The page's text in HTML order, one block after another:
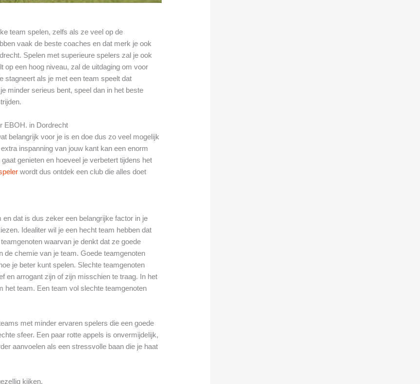
team spelen, zelfs als ze veel op de
vaak de beste coaches en dat merk je ook
Spelen met superieure spelers zal je ook
op een hoog niveau, zal de uitdaging om voor
stagneert als je met een team speelt dat
minder serieus bent, speel dan in het beste
EBOH. in Dordrecht
belangrijk voor je is en doe dus zo veel mogelijk
inspanning van jouw kant kan een enorm
genieten en hoeveel je verbetert tijdens het
wordt dus ontdek een club die alles doet
dat is dus zeker een belangrijke factor in je
Idealiter wil je een hecht team hebben dat
waarvan je denkt dat ze goede
de chemie van je team. Goede teamgenoten
je beter kunt spelen. Slechte teamgenoten
en arrogant zijn of zijn misschien te traag. In het
het team. Een team vol slechte teamgenoten
met minder ervaren spelers die een goede
sfeer. Een paar rotte appels is onvermijdelijk,
aanvoelen als een stressvolle baan die je haat
kijken.